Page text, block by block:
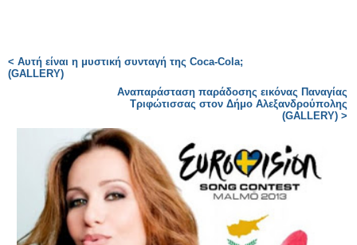
< Αυτή είναι η μυστική συνταγή της Coca-Cola;
(GALLERY)
Αναπαράσταση παράδοσης εικόνας Παναγίας
Τριφώτισσας στον Δήμο Αλεξανδρούπολης
(GALLERY) >